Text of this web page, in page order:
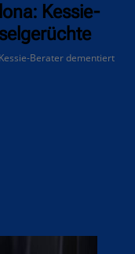
Kessie-
Berater dementiert